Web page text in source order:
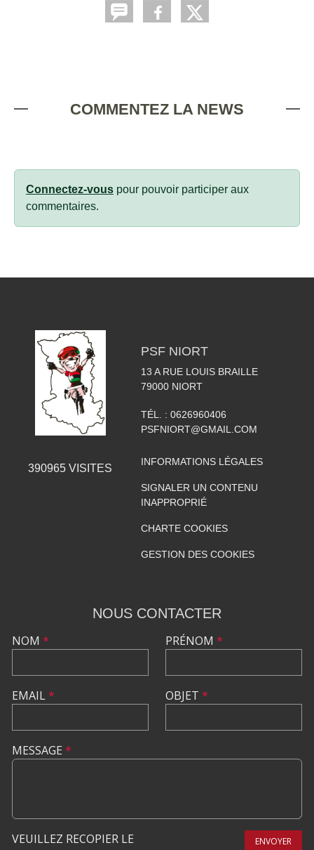
COMMENTEZ LA NEWS
Connectez-vous pour pouvoir participer aux
commentaires.
390965 VISITES
PSF NIORT
13 A RUE LOUIS BRAILLE
79000 NIORT
TÉL. : 0626960406
PSFNIORT@GMAIL.COM
INFORMATIONS LÉGALES
SIGNALER UN CONTENU
INAPPROPRIÉ
CHARTE COOKIES
GESTION DES COOKIES
NOUS CONTACTER
NOM *
EMAIL*
PRÉNOM *
OBJET *
MESSAGE *
VEUILLEZ RECOPIER LE
ENVOYER